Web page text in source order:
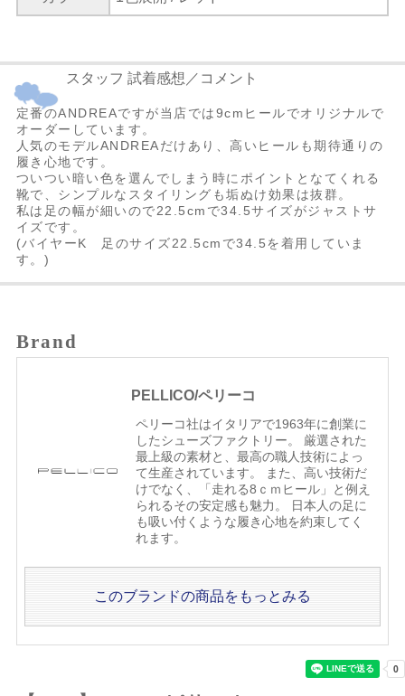
スタッフ 試着感想／コメント
定番のANDREAですが当店では9cmヒールでオリジナルで
オーダーしています。
人気のモデルANDREAだけあり、高いヒールも期待通りの
履き心地です。
ついつい暗い色を選んでしまう時にポイントとなてくれる
靴で、シンプルなスタイリングも垢ぬけ効果は抜群。
私は足の幅が細いので22.5cmで34.5サイズがジャストサ
イズです。
(バイヤーK 足のサイズ22.5cmで34.5を着用していま
す。)
Brand
PELLICO/ペリーコ
ペリーコ社はイタリアで1963年に創業に
したシューズファクトリー。 厳選された
最上級の素材と、最高の職人技術によっ
て生産されています。 また、高い技術だ
けでなく、「走れる8ｃｍヒール」と例え
られるその安定感も魅力。 日本人の足に
も吸い付くような履き心地を約束してく
れます。
このブランドの商品をもっとみる